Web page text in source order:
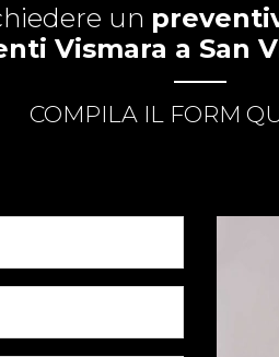
un
Vismara a San
COMPILA IL FORM